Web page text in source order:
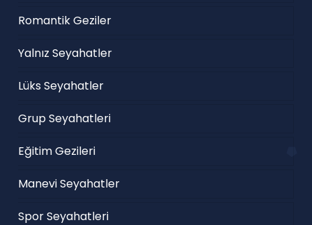
Romantik Geziler
Yalnız Seyahatler
Lüks Seyahatler
Grup Seyahatleri
Eğitim Gezileri
Manevi Seyahatler
Spor Seyahatleri